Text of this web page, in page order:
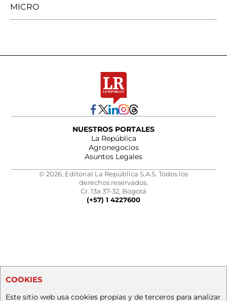
MICRO
NUESTROS PORTALES
La República
Agronegocios
Asuntos Legales
© 2026, Editorial La República S.A.S. Todos los
derechos reservados.
Cr. 13a 37-32, Bogotá
(+57) 1 4227600
COOKIES
Este sitio web usa cookies propias y de terceros para analizar